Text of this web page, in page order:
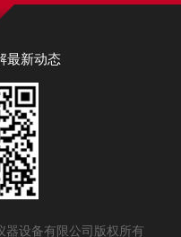
最新动态
设备有限公司版权所有